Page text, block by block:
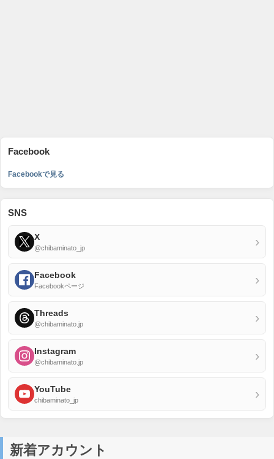
Facebook
Facebookで見る
SNS
X
@chibaminato_jp ›
Facebook
Facebookページ ›
Threads
@chibaminato.jp ›
Instagram
@chibaminato.jp ›
YouTube
chibaminato_jp ›
新着アカウント